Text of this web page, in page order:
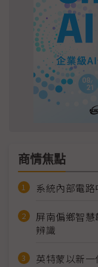
商情焦點
系統內部電
屏南偏鄉智
辨識
英特蒙以新